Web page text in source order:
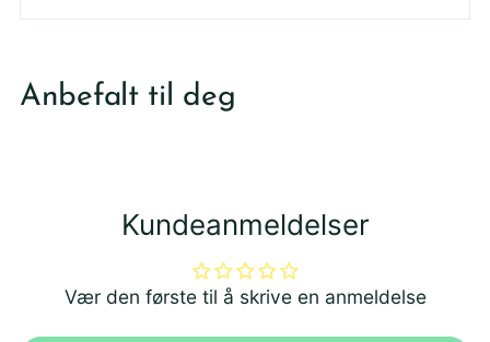
produktet
iAnbefalt til deg
Kundeanmeldelser
Vær den første til å skrive en anmeldelse